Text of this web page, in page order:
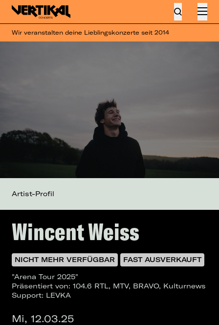
Wir veranstalten deine Lieblingskonzerte seit 2014
Wincent Weiss
NICHT MEHR VERFÜGBAR
FAST AUSVERKAUFT
"Arena Tour 2025"
Präsentiert von: 104.6 RTL, MTV, BRAVO, Kulturnews
Support: LEVKA
Mi, 12.03.25
Artist-Profil